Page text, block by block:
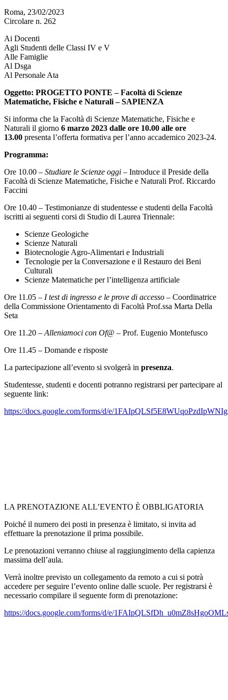
Roma, 23/02/2023
Circolare n. 262
Ai Docenti
Agli Studenti delle Classi IV e V
Alle Famiglie
Al Dsga
Al Personale Ata
Oggetto: PROGETTO PONTE – Facoltà di Scienze
Matematiche, Fisiche e Naturali – SAPIENZA
Si informa che la Facoltà di Scienze Matematiche, Fisiche e
Naturali il giorno 6 marzo 2023 dalle ore 10.00 alle ore
13.00 presenta l’offerta formativa per l’anno accademico 2023-24.
Programma:
Ore 10.00 – Studiare le Scienze oggi – Introduce il Preside della
Facoltà di Scienze Matematiche, Fisiche e Naturali Prof. Riccardo
Faccini
Ore 10.40 – Testimonianze di studentesse e studenti della Facoltà
iscritti ai seguenti corsi di Studio di Laurea Triennale:
Scienze Geologiche
Scienze Naturali
Biotecnologie Agro-Alimentari e Industriali
Tecnologie per la Conversazione e il Restauro dei Beni
Culturali
Scienze Matematiche per l’intelligenza artificiale
Ore 11.05 – I test di ingresso e le prove di accesso – Coordinatrice
della Commissione Orientamento di Facoltà Prof.ssa Marta Della
Seta
Ore 11.20 – Alleniamoci con Of@ – Prof. Eugenio Montefusco
Ore 11.45 – Domande e risposte
La partecipazione all’evento si svolgerà in presenza.
Studentesse, studenti e docenti potranno registrarsi per partecipare al
seguente link:
https://docs.google.com/forms/d/e/
LA PRENOTAZIONE ALL’EVENTO È OBBLIGATORIA
Poiché il numero dei posti in presenza è limitato, si invita ad
effettuare la prenotazione il prima possibile.
Le prenotazioni verranno chiuse al raggiungimento della capienza
massima dell’aula.
Verrà inoltre previsto un collegamento da remoto a cui si potrà
accedere per seguire l’evento online dalle scuole. Per registrarsi è
necessario compilare il seguente form di prenotazione:
https://docs.google.com/forms/d/e/